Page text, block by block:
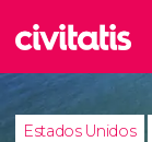
Estados Unidos